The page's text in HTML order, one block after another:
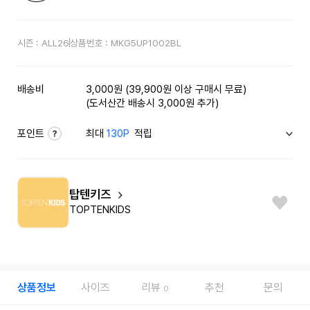
시즌 : ALL26상품번호 : MKG5UP1002BL
배송비
3,000원 (39,900원 이상 구매시 무료)
(도서산간 배송시 3,000원 추가)
포인트 최대130P 적립
탑텐키즈
TOPTENKIDS
상품정보 사이즈 리뷰 0 추천 문의